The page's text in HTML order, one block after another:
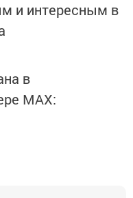
и интересным в
в
MАХ: